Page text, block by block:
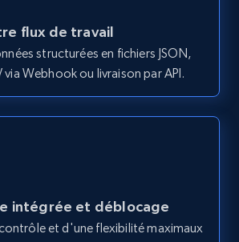
code, Model number,
Product name, Manufacturer,
353+ Essai gratuit
Listing inventory id, Title, Rating,
Reviews count item, Initial
flux de travail
structurées en fichiers JSON,
via Webhook ou livraison par API.
intégrée et déblocage
et d'une flexibilité maximaux